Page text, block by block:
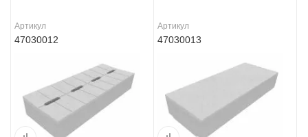
Артикул
47030012
Артикул
47030013